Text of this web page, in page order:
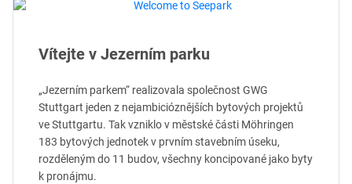
Vítejte v Jezerním parku
„Jezerním parkem“ realizovala společnost GWG
Stuttgart jeden z nejambicióznějších bytových projektů
ve Stuttgartu. Tak vzniklo v městské části Möhringen
183 bytových jednotek v prvním stavebním úseku,
rozděleným do 11 budov, všechny koncipované jako byty
k pronájmu.